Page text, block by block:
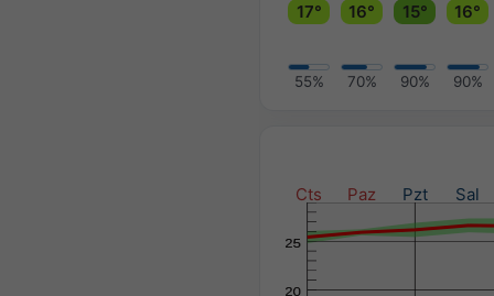
17°
16° 15° 16°
55% 70% 90% 90%
Cts Paz Pzt Sal